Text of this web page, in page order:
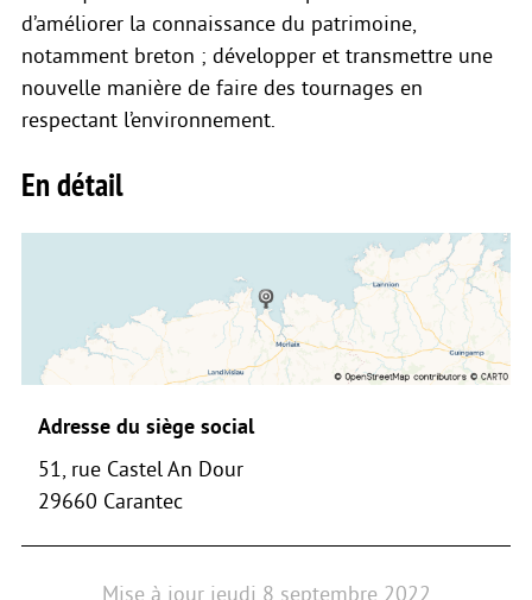
d’améliorer la connaissance du patrimoine,
notamment breton ; développer et transmettre une
nouvelle manière de faire des tournages en
respectant l’environnement.
En détail
Adresse du siège social
51, rue Castel An Dour
29660 Carantec
Mise à jour jeudi 8 septembre 2022